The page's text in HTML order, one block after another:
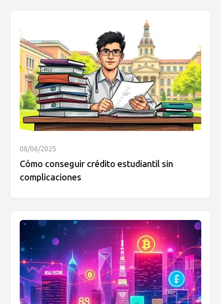
08/06/2025
Cómo conseguir crédito estudiantil sin
complicaciones